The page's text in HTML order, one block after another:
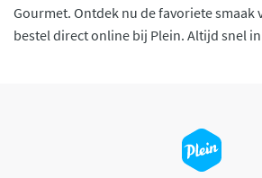
Gourmet. Ontdek nu de favoriete smaak
bestel direct online bij Plein. Altijd snel